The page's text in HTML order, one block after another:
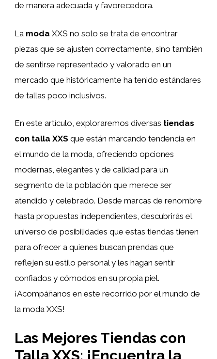
de manera adecuada y favorecedora.
La moda XXS no solo se trata de encontrar
piezas que se ajusten correctamente, sino también
de sentirse representado y valorado en un
mercado que históricamente ha tenido estándares
de tallas poco inclusivos.
En este artículo, exploraremos diversas tiendas
con talla XXS que están marcando tendencia en
el mundo de la moda, ofreciendo opciones
modernas, elegantes y de calidad para un
segmento de la población que merece ser
atendido y celebrado. Desde marcas de renombre
hasta propuestas independientes, descubrirás el
universo de posibilidades que estas tiendas tienen
para ofrecer a quienes buscan prendas que
reflejen su estilo personal y les hagan sentir
confiados y cómodos en su propia piel.
¡Acompáñanos en este recorrido por el mundo de
la moda XXS!
Las Mejores Tiendas con
Talla XXS: ¡Encuentra la